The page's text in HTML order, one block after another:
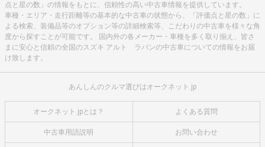
点と星の数」の情報をもとに、信頼性の高い中古車情報を提供しています。
車種・エリア・走行距離等の基本的な中古車の状態から、「評価点と星の数」に
よる検索、装備品等のオプション等の詳細検索等、こだわりの中古車を様々な角
度から探すことが可能です。 国内外の各メーカー・車種を多く取り揃え、皆さ
まに安心と信頼の全国のスズキ アルト ラパンの中古車についての情報をお届
け致します。
あんしんのクルマ選びはオークネット.jp
オークネット.jpとは？ よくある質問
中古車用語説明 お問い合わせ